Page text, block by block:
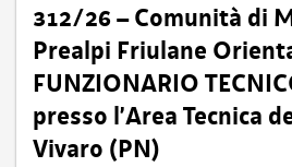
312/26 – Comunità di
Prealpi Friulane
FUNZIONARIO
presso l’Area Tecnica
Vivaro (PN)